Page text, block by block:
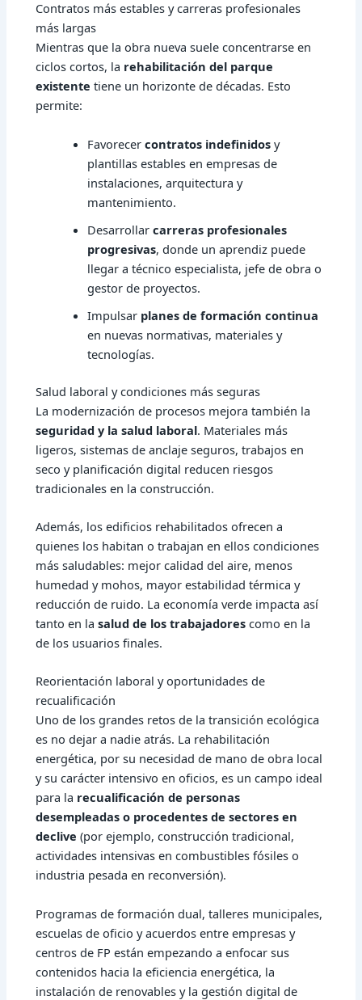
Contratos más estables y carreras profesionales
más largas
Mientras que la obra nueva suele concentrarse en
ciclos cortos, la rehabilitación del parque
existente tiene un horizonte de décadas. Esto
permite:
Favorecercontratos indefinidos y
plantillas estables en empresas de
instalaciones, arquitectura y
mantenimiento.
Desarrollarcarreras profesionales
progresivas, donde un aprendiz puede
llegar a técnico especialista, jefe de obra o
gestor de proyectos.
Impulsar planes de formación continua
en nuevas normativas, materiales y
tecnologías.
Salud laboral y condiciones más seguras
La modernización de procesos mejora también la
seguridad y la salud laboral. Materiales más
ligeros, sistemas de anclaje seguros, trabajos en
seco y planificación digital reducen riesgos
tradicionales en la construcción.
Además, los edificios rehabilitados ofrecen a
quienes los habitan o trabajan en ellos condiciones
más saludables: mejor calidad del aire, menos
humedad y mohos, mayor estabilidad térmica y
reducción de ruido. La economía verde impacta así
tanto en lasalud de los trabajadores como en la
de los usuarios finales.
Reorientación laboral y oportunidades de
recualificación
Uno de los grandes retos de la transición ecológica
es no dejar a nadie atrás. La rehabilitación
energética, por su necesidad de mano de obra local
y su carácter intensivo en oficios, es un campo ideal
para la recualificación de personas
desempleadas o procedentes de sectores en
declive (por ejemplo, construcción tradicional,
actividades intensivas en combustibles fósiles o
industria pesada en reconversión).
Programas de formación dual, talleres municipales,
escuelas de oficio y acuerdos entre empresas y
centros de FP están empezando a enfocar sus
contenidos hacia la eficiencia energética, la
instalación de renovables y la gestión digital de